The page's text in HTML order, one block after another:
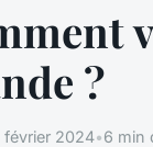
?
février 2024•6 min